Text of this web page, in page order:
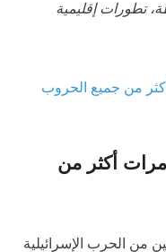
تطورات إقليمية
أكثر من
من الحرب الإسرائيلية